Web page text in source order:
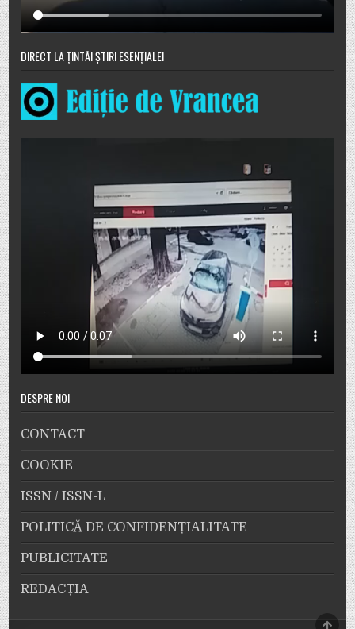
DIRECT LA ȚINTĂ! ȘTIRI ESENȚIALE!
DESPRE NOI
CONTACT
COOKIE
ISSN / ISSN-L
POLITICĂ DE CONFIDENȚIALITATE
PUBLICITATE
REDACȚIA